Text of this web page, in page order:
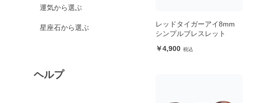
運気から選ぶ
星座石から選ぶ
ヘルプ
レッドタイガーアイ8mm
シンプルブレスレット
4,900